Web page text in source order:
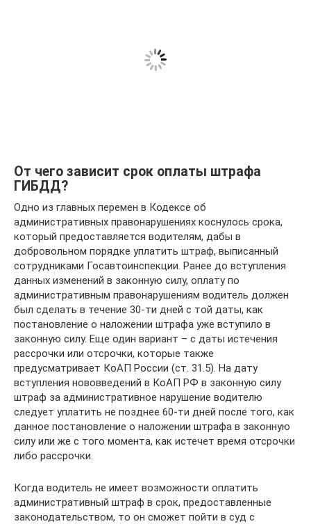
От чего зависит срок оплаты штрафа
ГИБДД?
Одно из главных перемен в Кодексе об
административных правонарушениях коснулось срока,
который предоставляется водителям, дабы в
добровольном порядке уплатить штраф, выписанный
сотрудниками Госавтоинспекции. Ранее до вступления
данных изменений в законную силу, оплату по
административным правонарушениям водитель должен
был сделать в течение 30-ти дней с той даты, как
постановление о наложении штрафа уже вступило в
законную силу. Еще один вариант – с даты истечения
рассрочки или отсрочки, которые также
предусматривает КоАП России (ст. 31.5). На дату
вступления нововведений в КоАП РФ в законную силу
штраф за административное нарушение водителю
следует уплатить не позднее 60-ти дней после того, как
данное постановление о наложении штрафа в законную
силу или же с того момента, как истечет время отсрочки
либо рассрочки.
Когда водитель не имеет возможности оплатить
административный штраф в срок, предоставленные
законодательством, то он сможет пойти в суд с